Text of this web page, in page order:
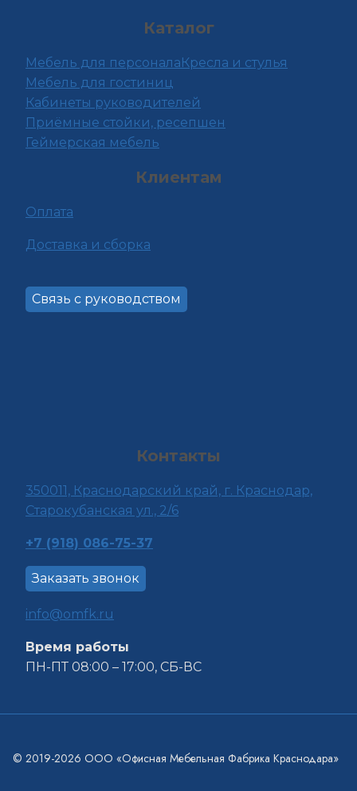
на
странице
товара.
Каталог
Мебель для персонала Кресла и стулья
Мебель для гостиниц
Кабинеты руководителей
Приёмные стойки, ресепшен
Геймерская мебель
Клиентам
Оплата
Доставка и сборка
Связь с руководством
Контакты
350011, Краснодарский край, г. Краснодар,
Старокубанская ул., 2/6
+7 (918) 086-75-37
Заказать звонок
info@omfk.ru
Время работы
ПН-ПТ 08:00 – 17:00, СБ-ВС
© 2019-2026 ООО «Офисная Мебельная Фабрика Краснодара»